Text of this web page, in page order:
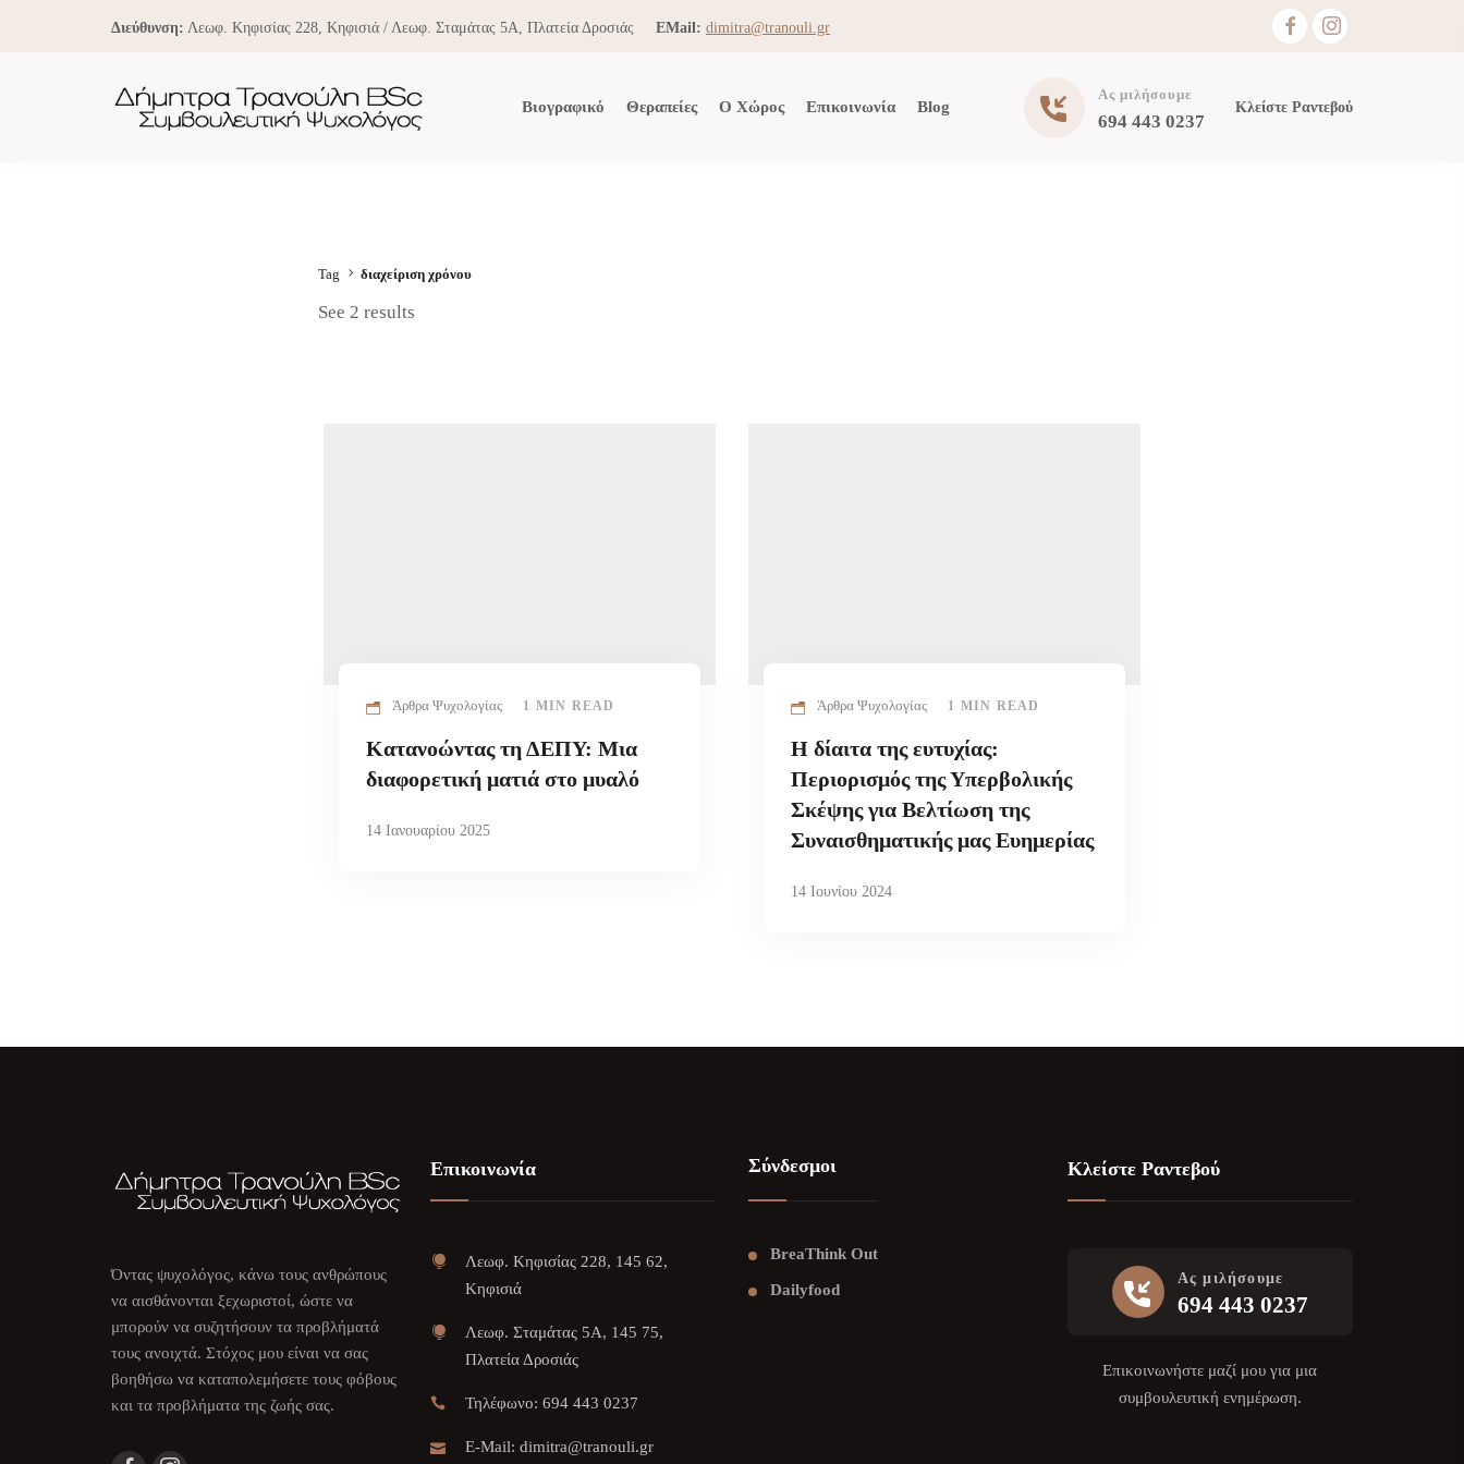
Διεύθυνση: Λεωφ. Κηφισίας 228, Κηφισιά / Λεωφ. Σταμάτας 5Α, Πλατεία Δροσιάς EMail: dimitra@tranouli.gr
Ας μιλήσουμε
694 443 0237
Κλείστε Ραντεβού
Βιογραφικό Θεραπείες Ο Χώρος Επικοινωνία Blog
Tag διαχείριση χρόνου
See 2 results
Άρθρα Ψυχολογίας 1 MIN READ
Κατανοώντας τη ΔΕΠΥ: Μια
διαφορετική ματιά στο μυαλό
14 Ιανουαρίου 2025
Άρθρα Ψυχολογίας 1 MIN READ
Η δίαιτα της ευτυχίας:
Περιορισμός της Υπερβολικής
Σκέψης για Βελτίωση της
Συναισθηματικής μας Ευημερίας
14 Ιουνίου 2024
Όντας ψυχολόγος, κάνω τους ανθρώπους
να αισθάνονται ξεχωριστοί, ώστε να
μπορούν να συζητήσουν τα προβλήματά
τους ανοιχτά. Στόχος μου είναι να σας
βοηθήσω να καταπολεμήσετε τους φόβους
και τα προβλήματα της ζωής σας.
Επικοινωνία
Λεωφ. Κηφισίας 228, 145 62,
Κηφισιά
Λεωφ. Σταμάτας 5Α, 145 75,
Πλατεία Δροσιάς
Τηλέφωνο: 694 443 0237
E-Mail: dimitra@tranouli.gr
Σύνδεσμοι
BreaThink Out
Dailyfood
Κλείστε Ραντεβού
Ας μιλήσουμε
694 443 0237
Επικοινωνήστε μαζί μου για μια
συμβουλευτική ενημέρωση.